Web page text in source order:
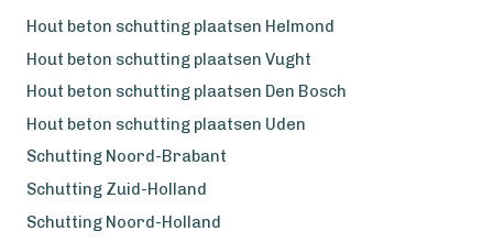
Hout beton schutting plaatsen Helmond
Hout beton schutting plaatsen Vught
Hout beton schutting plaatsen Den Bosch
Hout beton schutting plaatsen Uden
Schutting Noord-Brabant
Schutting Zuid-Holland
Schutting Noord-Holland